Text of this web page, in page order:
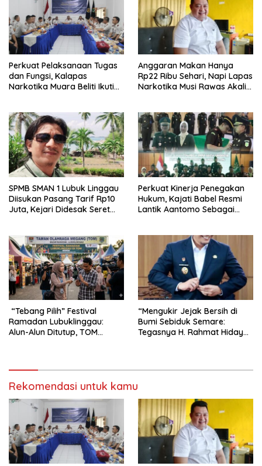
Perkuat Pelaksanaan Tugas
dan Fungsi, Kalapas
Narkotika Muara Beliti Ikuti
Anggaran Makan Hanya
Rp22 Ribu Sehari, Napi Lapas
Narkotika Musi Rawas Akali
SPMB SMAN 1 Lubuk Linggau
Diisukan Pasang Tarif Rp10
Juta, Kejari Didesak Seret
Perkuat Kinerja Penegakan
Hukum, Kajati Babel Resmi
Lantik Aantomo Sebagai
“Tebang Pilih” Festival
Ramadan Lubuklinggau:
Alun-Alun Ditutup, TOM
“Mengukir Jejak Bersih di
Bumi Sebiduk Semare:
Tegasnya H. Rahmat Hidayat
Rekomendasi untuk kamu